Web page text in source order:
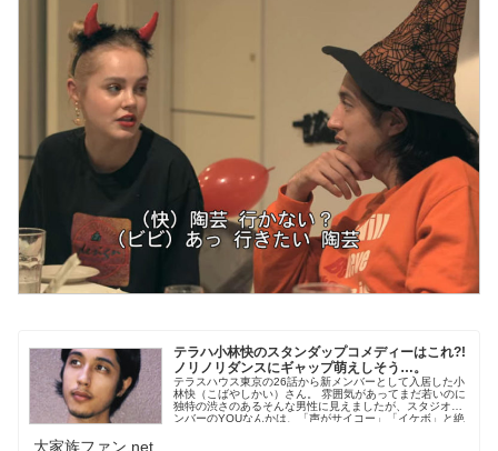
テラハ小林快のスタンダップコメディーはこれ?!
ノリノリダンスにギャップ萌えしそう…。
テラスハウス東京の26話から新メンバーとして入居した小
林快（こばやしかい）さん。 雰囲気があってまだ若いのに
独特の渋さのあるそんな男性に見えましたが、スタジオメ
ンバーのYOUなんかは、「声がサイコー」「イケボ」と絶
大家族ファン.net